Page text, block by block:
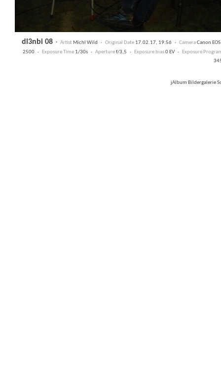
dl3nbi 08· ArtistMichl Wild · Original Date17.02.17, 19:56 · CameraCanon
2500 ·
Exposure Time1/30s · Aperturef/3,5 · Exposure bias0 EV ·
Exposure
jAlbum Bildergalerie